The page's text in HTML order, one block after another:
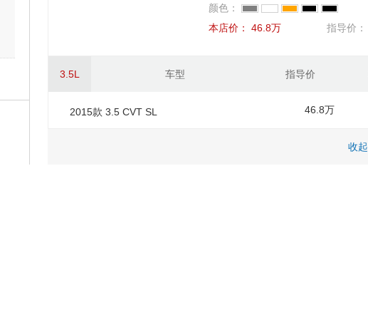
颜色：
本店价：
46.8万 指导价：
3.5L 车型 指导价
2015款 3.5 CVT SL 46.8万
收起